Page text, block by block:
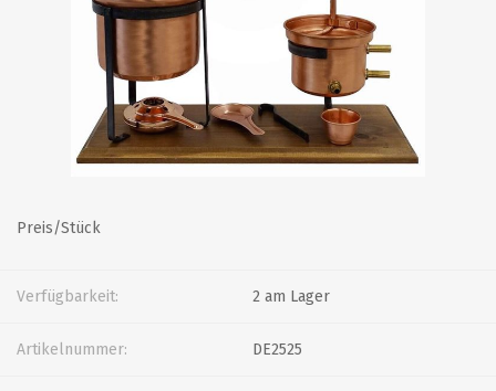
Preis/Stück
Verfügbarkeit: 2 am Lager
Artikelnummer: DE2525